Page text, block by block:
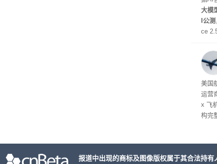
大模
I公
ce
万
出分
在
美国
运营
x 飞
构完
报道中出现的商标及图像版权属于其合法持